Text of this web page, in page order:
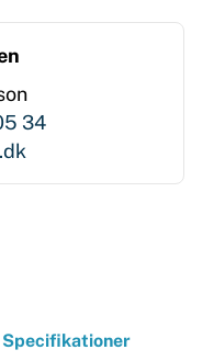
34
Specifikationer